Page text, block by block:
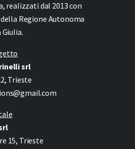
realizzati dal 2013 con
Regione Autonoma
Giulia.
srl
Trieste
15, Trieste